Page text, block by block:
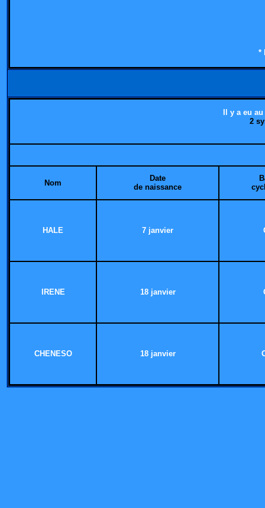
*
Il y a eu
2
Nom
Date
de naissance
HALE 7 janvier
IRENE 18 janvier
CHENESO 18 janvier